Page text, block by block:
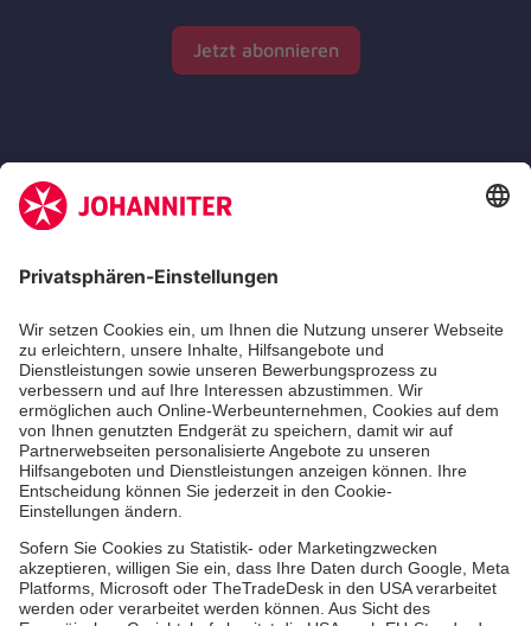
Jetzt abonnieren
des Deutschen Spendenrats e.V.
Dienste & Leistungen
Mitarbeiten & Lernen